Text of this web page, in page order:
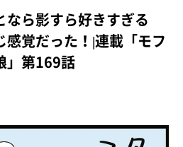
ら影すら好きすぎる
覚だった！|連載「モフ
」第169話